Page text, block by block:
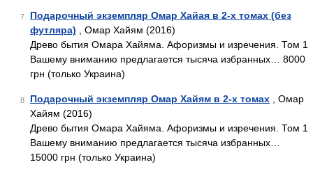
7
Подарочный экземпляр Омар Хайая в 2-х томах (без
футляра) , Омар Хайям (2016)
Древо бытия Омара Хайяма. Афоризмы и изречения. Том 1
Вашему вниманию предлагается тысяча избранных… 8000
грн (только Украина)
8 Подарочный экземпляр Омар Хайям в 2-х томах , Омар
Хайям (2016)
Древо бытия Омара Хайяма. Афоризмы и изречения. Том 1
Вашему вниманию предлагается тысяча избранных…
15000 грн (только Украина)